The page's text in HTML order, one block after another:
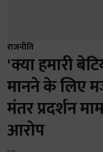
राजनीति
'क्या हमारी
मानने के लिए
मंतर प्रदर्शन
आरोप